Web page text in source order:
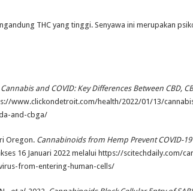
THC yang tinggi. Senyawa ini merupakan
Cannabis and COVID: Key Differences Between CBD,
www.clickondetroit.com/health/2022/01/13/
and-cbga/
Oregon. Cannabinoids from Hemp Prevent COVID-
16 Januari 2022 melalui https://scitechdaily.com/
from-entering-human-cells/